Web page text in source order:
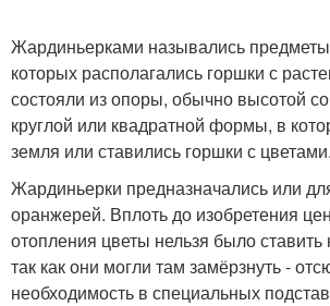
Жардиньерками назывались
которых располагались горшки с
состояли из опоры, обычно высотой
круглой или квадратной формы, в
земля или ставились горшки с цветами.
Жардиньерки предназначались или
оранжерей. Вплоть до изобретения
отопления цветы нельзя было ставить
так как они могли там замёрзнуть -
необходимость в специальных